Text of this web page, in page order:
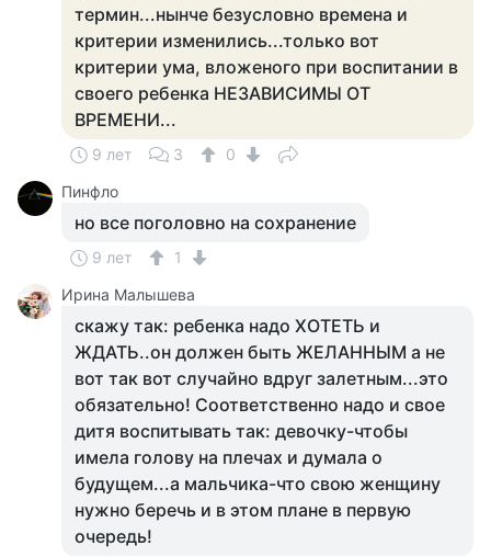
термин...нынче безусловно времена и
критерии изменились...только вот
критерии ума, вложеного при воспитании в
своего ребенка НЕЗАВИСИМЫ ОТ
ВРЕМЕНИ...
9 лет 3
0
Пинфло
но все поголовно на сохранение
9 лет
1
Ирина Малышева
скажу так: ребенка надо ХОТЕТЬ и
ЖДАТЬ..он должен быть ЖЕЛАННЫМ а не
вот так вот случайно вдруг залетным...это
обязательно! Соответственно надо и свое
дитя воспитывать так: девочку-чтобы
имела голову на плечах и думала о
будущем...а мальчика-что свою женщину
нужно беречь и в этом плане в первую
очередь!